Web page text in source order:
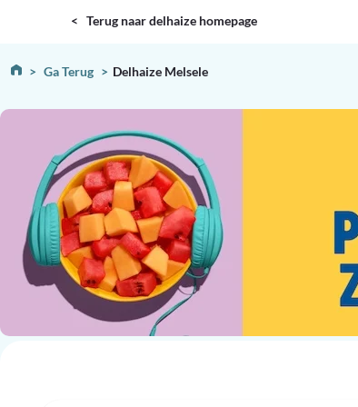
< Terug naar delhaize homepage
Ga Terug Delhaize Melsele